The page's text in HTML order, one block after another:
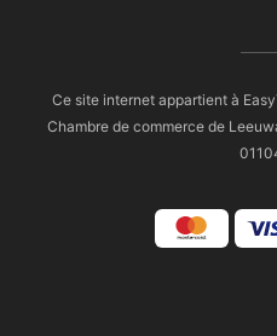
Ce site internet appartient à
Chambre de commerce de